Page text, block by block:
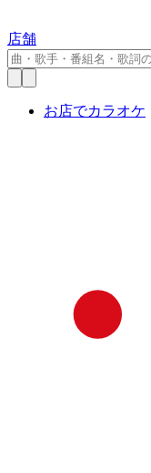
店舗
お店でカラオケ